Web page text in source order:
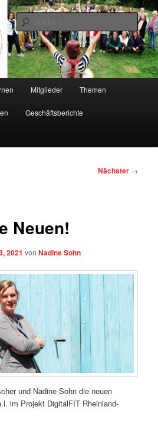
lernen
Mitglieder Themen
Geschäftsberichte
Nächster →
Neuen!
2021 vonNadine Sohn
und Nadine Sohn die neuen
im Projekt DigitalFIT Rheinland-